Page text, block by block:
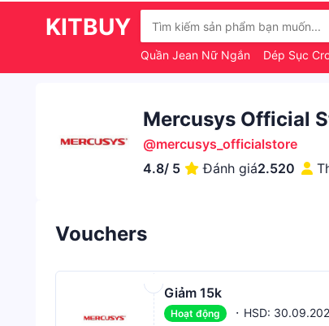
KITBUY
Quần Jean Nữ Ngắn Dép Sục
Mercusys Official
@mercusys_officialstore
4.8/ 5 Đánh giá2.520
Vouchers
Giảm 15k
Hoạt động · HSD: